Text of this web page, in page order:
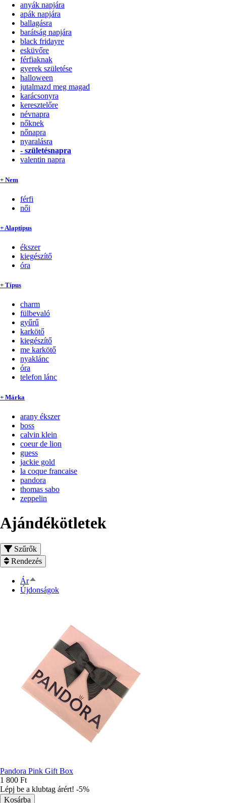
anyák napjára
apák napjára
ballagásra
barátság napjára
black fridayre
esküvőre
férfiaknak
gyerek születése
halloween
jutalmazd meg magad
karácsonyra
keresztelőre
névnapra
nőknek
nőnapra
nyaralásra
- születésnapra
valentin napra
+ Nem
férfi
női
+ Alaptípus
ékszer
kiegészítő
óra
+ Típus
charm
fülbevaló
gyűrű
karkötő
kiegészítő
me karkötő
nyaklánc
óra
telefon lánc
+ Márka
arany ékszer
boss
calvin klein
coeur de lion
guess
jackie gold
la coque francaise
pandora
thomas sabo
zeppelin
Ajándékötletek
Szűrők
Rendezés
ÁrCsökkenő
rendezés
Újdonságok
Pandora Pink Gift Box
1 800 Ft
Lépj be a klubtag árért! -5%